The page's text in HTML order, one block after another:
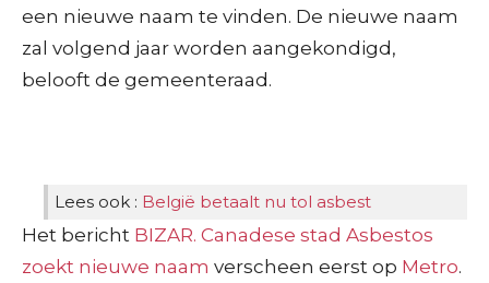
een nieuwe naam te vinden. De nieuwe naam
zal volgend jaar worden aangekondigd,
belooft de gemeenteraad.
Lees ook : België betaalt nu tol asbest
Het bericht BIZAR. Canadese stad Asbestos
zoekt nieuwe naam verscheen eerst op Metro.